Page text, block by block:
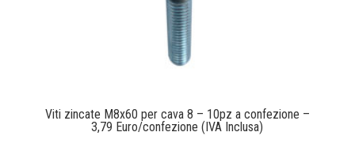
Viti zincate M8x60 per cava 8 – 10pz a confezione –
3,79 Euro/confezione (IVA Inclusa)